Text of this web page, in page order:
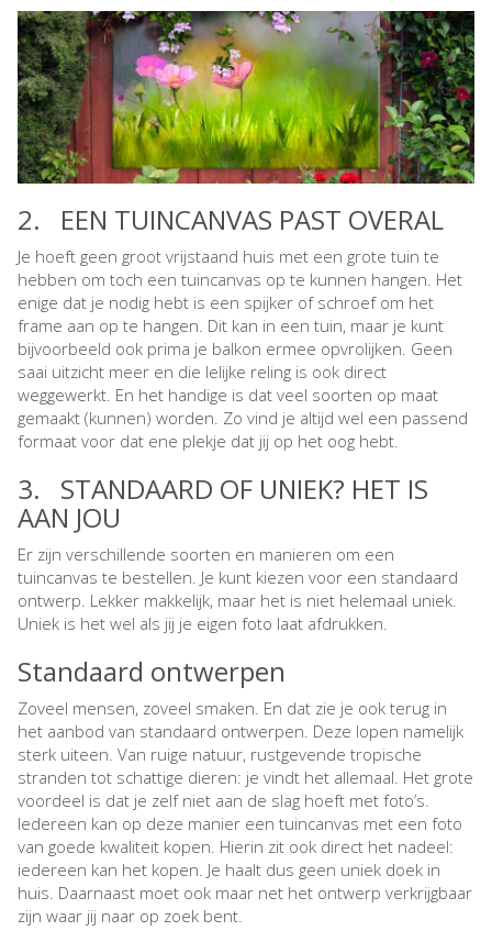
2. EEN TUINCANVAS PAST OVERAL
Je hoeft geen groot vrijstaand huis met een grote tuin te
hebben om toch een tuincanvas op te kunnen hangen. Het
enige dat je nodig hebt is een spijker of schroef om het
frame aan op te hangen. Dit kan in een tuin, maar je kunt
bijvoorbeeld ook prima je balkon ermee opvrolijken. Geen
saai uitzicht meer en die lelijke reling is ook direct
weggewerkt. En het handige is dat veel soorten op maat
gemaakt (kunnen) worden. Zo vind je altijd wel een passend
formaat voor dat ene plekje dat jij op het oog hebt.
3. STANDAARD OF UNIEK? HET IS
AAN JOU
Er zijn verschillende soorten en manieren om een
tuincanvas te bestellen. Je kunt kiezen voor een standaard
ontwerp. Lekker makkelijk, maar het is niet helemaal uniek.
Uniek is het wel als jij je eigen foto laat afdrukken.
Standaard ontwerpen
Zoveel mensen, zoveel smaken. En dat zie je ook terug in
het aanbod van standaard ontwerpen. Deze lopen namelijk
sterk uiteen. Van ruige natuur, rustgevende tropische
stranden tot schattige dieren: je vindt het allemaal. Het grote
voordeel is dat je zelf niet aan de slag hoeft met foto’s.
Iedereen kan op deze manier een tuincanvas met een foto
van goede kwaliteit kopen. Hierin zit ook direct het nadeel:
iedereen kan het kopen. Je haalt dus geen uniek doek in
huis. Daarnaast moet ook maar net het ontwerp verkrijgbaar
zijn waar jij naar op zoek bent.